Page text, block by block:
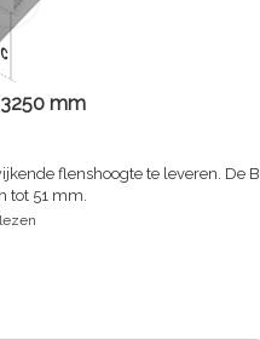
mm
flenshoogte te leveren. De B
tot 51 mm.